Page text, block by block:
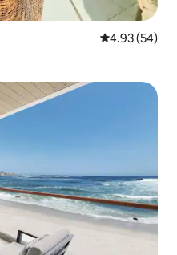
從 54 則評價
4.93 (54)